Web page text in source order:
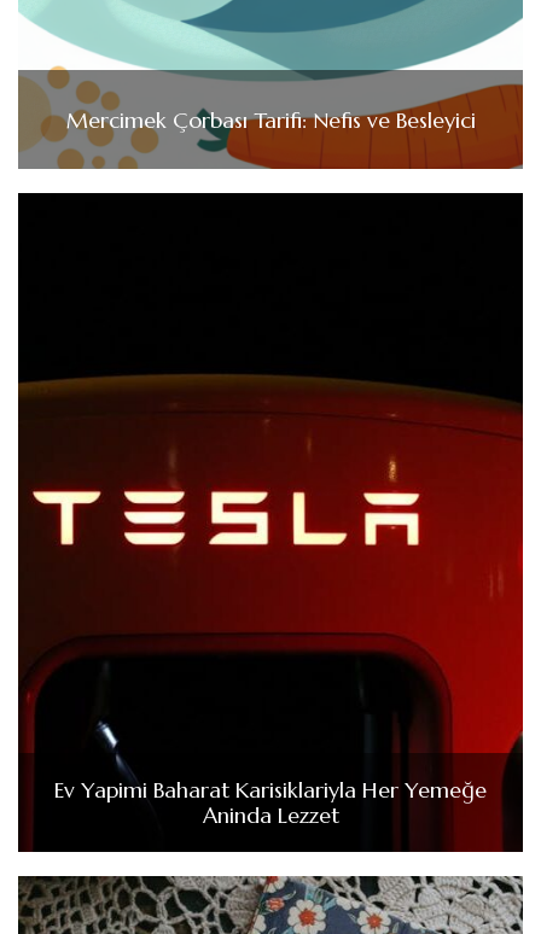
Mercimek Çorbası Tarifi: Nefis ve Besleyici
Ev Yapimi Baharat Karisiklariyla Her Yemeğe
Aninda Lezzet